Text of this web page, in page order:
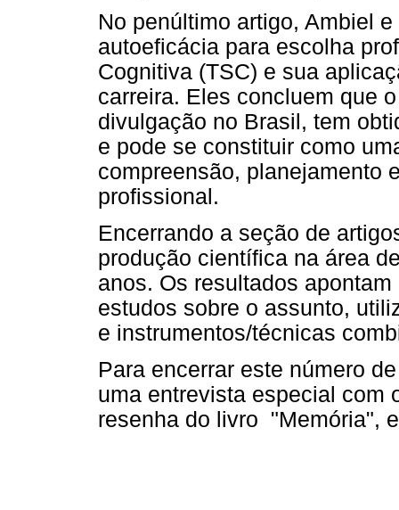
No penúltimo artigo, Ambiel
autoeficácia para escolha
Cognitiva (TSC) e sua
carreira. Eles concluem que
divulgação no Brasil, tem
e pode se constituir como
compreensão, planejamento
profissional.
Encerrando a seção de
produção científica na área
anos. Os resultados
estudos sobre o assunto,
e instrumentos/técnicas
Para encerrar este número
uma entrevista especial com
resenha do livro "Memória",